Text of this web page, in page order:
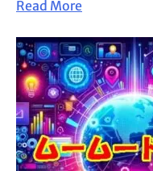
名
登
録
情
報
の
変
更
Read MoreRead
about
ム
ー
ム
ー
ド
メ